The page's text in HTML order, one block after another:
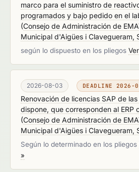
marco para el suministro de
programados y bajo pedido en el
(Consejo de Administración de
Municipal d'Aigües i Clavegueram,
según lo dispuesto en los pliegos
2026-08-03 DEADLINE 2026-
Renovación de licencias SAP de
dispone, que corresponden al ERP
(Consejo de Administración de
Municipal d'Aigües i Clavegueram,
Según lo determinado en los pliegos
»